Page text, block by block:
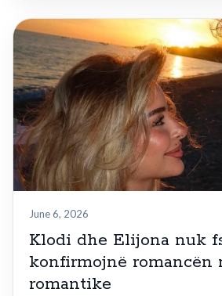
June 6, 2026
Klodi dhe Elijona nuk
konfirmojnë romancën
romantike